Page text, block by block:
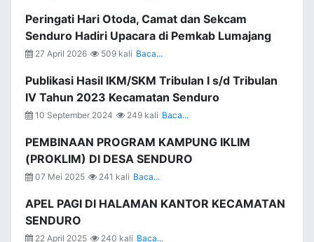
Peringati Hari Otoda, Camat dan Sekcam
Senduro Hadiri Upacara di Pemkab Lumajang
27 April 2026 509 kali Baca...
Publikasi Hasil IKM/SKM Tribulan I s/d Tribulan
IV Tahun 2023 Kecamatan Senduro
10 September 2024 249 kali Baca...
PEMBINAAN PROGRAM KAMPUNG IKLIM
(PROKLIM) DI DESA SENDURO
07 Mei 2025 241 kali Baca...
APEL PAGI DI HALAMAN KANTOR KECAMATAN
SENDURO
22 April 2025 240 kali Baca...